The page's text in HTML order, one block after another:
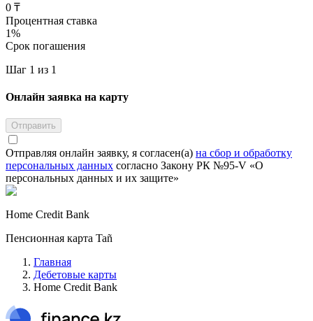
0 ₸
Процентная ставка
1%
Срок погашения
Шаг 1 из 1
Онлайн заявка на карту
Отправить
Отправляя онлайн заявку, я согласен(а) на сбор и обработку
персональных данных согласно Закону РК №95-V «О
персональных данных и их защите»
Home Credit Bank
Пенсионная карта Tañ
Главная
Дебетовые карты
Home Credit Bank